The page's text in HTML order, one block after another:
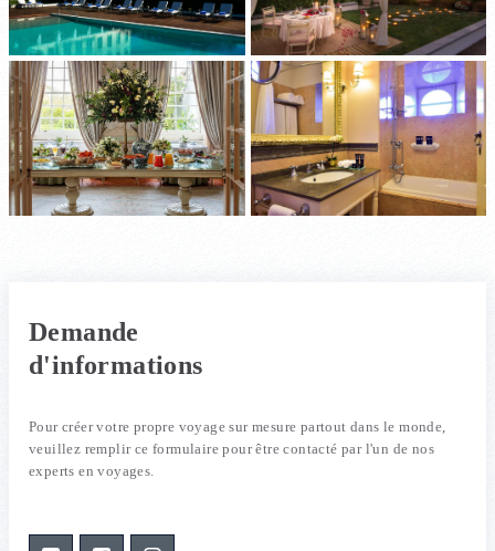
Demande
d'informations
Pour créer votre propre voyage sur mesure partout dans le monde,
veuillez remplir ce formulaire pour être contacté par l'un de nos
experts en voyages.